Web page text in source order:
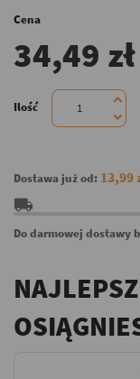
Cena
34,49 zł
Ilość
Dostawa już od: 13,99
local_shipping
Do darmowej dostawy